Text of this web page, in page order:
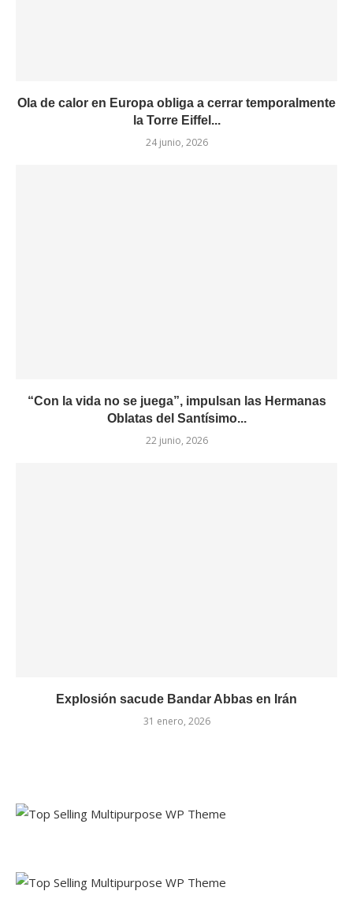
Ola de calor en Europa obliga a cerrar temporalmente
la Torre Eiffel...
24 junio, 2026
“Con la vida no se juega”, impulsan las Hermanas
Oblatas del Santísimo...
22 junio, 2026
Explosión sacude Bandar Abbas en Irán
31 enero, 2026